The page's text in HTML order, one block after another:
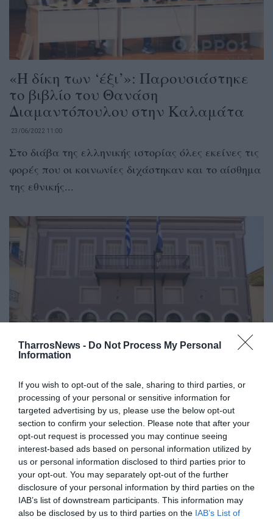
TharrosNews - Do Not Process My Personal
Information
If you wish to opt-out of the sale, sharing to third parties, or
processing of your personal or sensitive information for
targeted advertising by us, please use the below opt-out
section to confirm your selection. Please note that after your
opt-out request is processed you may continue seeing
interest-based ads based on personal information utilized by
us or personal information disclosed to third parties prior to
your opt-out. You may separately opt-out of the further
disclosure of your personal information by third parties on the
IAB’s list of downstream participants. This information may
also be disclosed by us to third parties on the IAB’s List of
«Η δίκη των ‘έξι’»: Παρουσιάστηκε
το βιβλίο του Θανάση
Διαμαντόπουλου στην Καλαμάτα
23/06/2022 11:00
Στο διάβα της ελληνικής ιστορίας όλες εκείνες τις
φορές που οι κοινωνίες διχάστηκαν και το αίσθημα
της εθνικής...
Λύκειον των Ελληνίδων
Καλαμάτας: Επετειακή έκθεση για
τα 100 χρόνια από τη Μικρασιατική
Καταστροφή
19/06/2022 07:50
Στα μέσα Αυγούστου προγραμματίζεται να
εγκαινιαστεί η έκθεση που θα παρουσιάσει
προσεχώς το Λύκειο Ελληνίδων Καλαμάτας, στο